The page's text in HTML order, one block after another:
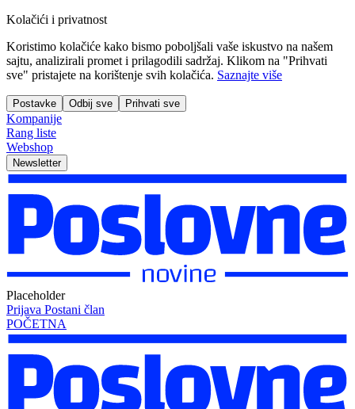
Kolačići i privatnost
Koristimo kolačiće kako bismo poboljšali vaše iskustvo na našem
sajtu, analizirali promet i prilagodili sadržaj. Klikom na "Prihvati
sve" pristajete na korištenje svih kolačića. Saznajte više
Postavke Odbij sve Prihvati sve
Kompanije
Rang liste
Webshop
Newsletter
Placeholder
Prijava Postani član
POČETNA